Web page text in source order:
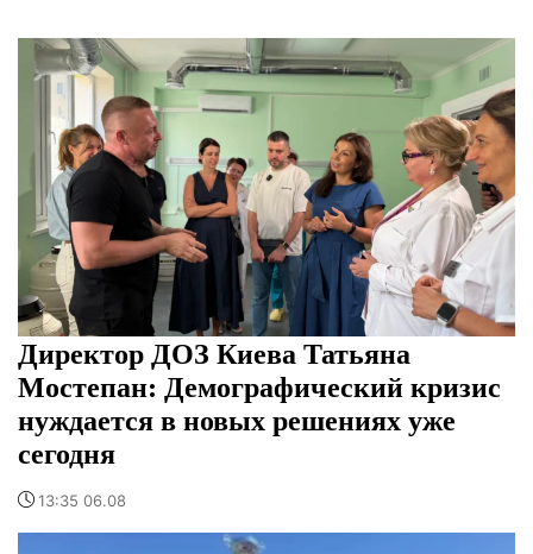
Директор ДОЗ Киева Татьяна
Мостепан: Демографический кризис
нуждается в новых решениях уже
сегодня
13:35 06.08